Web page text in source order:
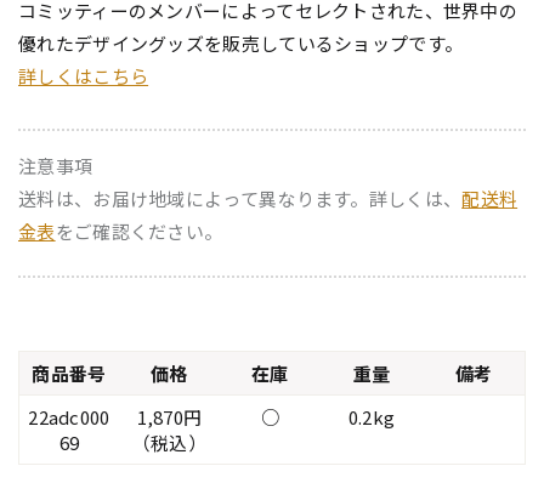
コミッティーのメンバーによってセレクトされた、世界中の
優れたデザイングッズを販売しているショップです。
詳しくはこちら
注意事項
送料は、お届け地域によって異なります。詳しくは、配送料
金表をご確認ください。
商品番号 価格 在庫 重量
備考
22adc000
69
1,870円
（税込）
○ 0.2kg